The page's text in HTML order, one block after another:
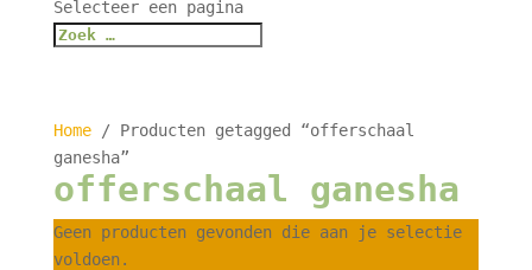
Selecteer een pagina
Home/ Producten getagged “offerschaal
ganesha”
offerschaal ganesha
Geen producten gevonden die aan je selectie
voldoen.